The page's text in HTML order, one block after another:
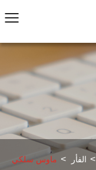
الفأر ماوس سلكي